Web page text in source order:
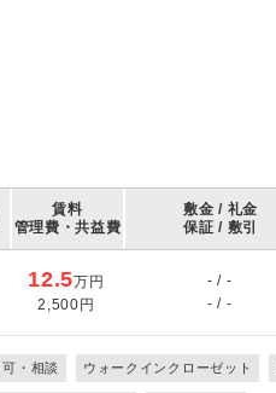
賃料
管理費・共益費
敷金 / 礼金
保証 / 敷引
12.5万円
2,500円
- / -
- / -
・相談 ウォークインクローゼット